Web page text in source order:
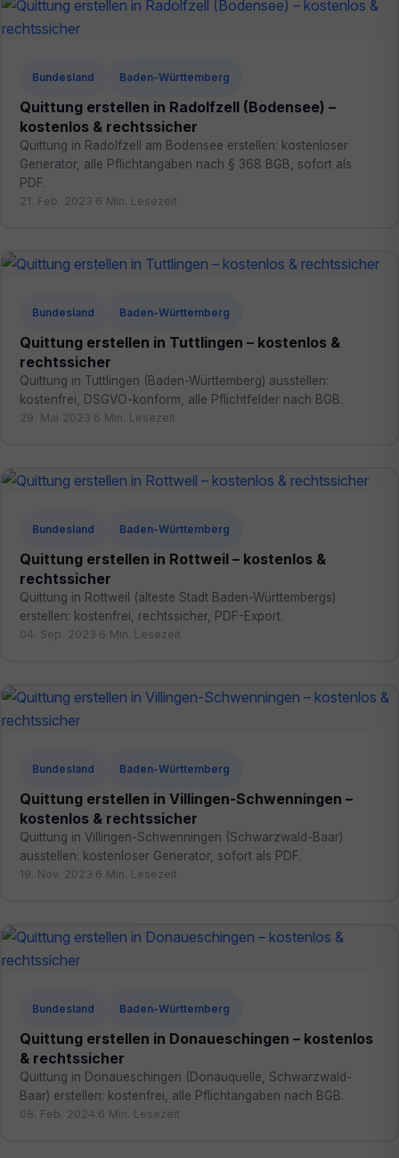
Bundesland Baden-Württemberg
Quittung erstellen in Radolfzell (Bodensee) –
kostenlos & rechtssicher
Quittung in Radolfzell am Bodensee erstellen: kostenloser
Generator, alle Pflichtangaben nach § 368 BGB, sofort als
PDF.
21. Feb. 2023 6 Min. Lesezeit
Bundesland Baden-Württemberg
Quittung erstellen in Tuttlingen – kostenlos &
rechtssicher
Quittung in Tuttlingen (Baden-Württemberg) ausstellen:
kostenfrei, DSGVO-konform, alle Pflichtfelder nach BGB.
29. Mai 2023 6 Min. Lesezeit
Bundesland Baden-Württemberg
Quittung erstellen in Rottweil – kostenlos &
rechtssicher
Quittung in Rottweil (älteste Stadt Baden-Württembergs)
erstellen: kostenfrei, rechtssicher, PDF-Export.
04. Sep. 2023 6 Min. Lesezeit
Bundesland Baden-Württemberg
Quittung erstellen in Villingen-Schwenningen –
kostenlos & rechtssicher
Quittung in Villingen-Schwenningen (Schwarzwald-Baar)
ausstellen: kostenloser Generator, sofort als PDF.
19. Nov. 2023 6 Min. Lesezeit
Bundesland Baden-Württemberg
Quittung erstellen in Donaueschingen – kostenlos
& rechtssicher
Quittung in Donaueschingen (Donauquelle, Schwarzwald-
Baar) erstellen: kostenfrei, alle Pflichtangaben nach BGB.
08. Feb. 2024 6 Min. Lesezeit